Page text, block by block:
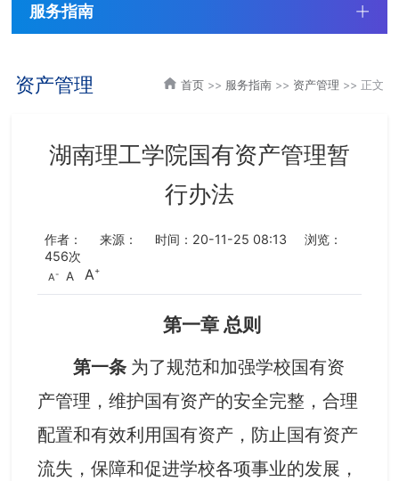
服务指南
资产管理 首页>> 服务指南>> 资产管理 >> 正文
湖南理工学院国有资产管理暂
行办法
作者： 来源： 时间：20-11-25 08:13
浏览：
456次
A A A
第一章 总则
第一条 为了规范和加强学校国有资
产管理，维护国有资产的安全完整，合理
配置和有效利用国有资产， 防止国有资产
流失 ，保障和促进学校各项事业的发展，